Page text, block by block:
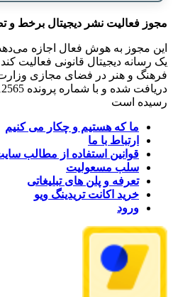
مجوز فعالیت نشر دیجیتال برخط و
این مجوز به هوش فعال اجازه
یک رسانه دیجیتال قانونی فعالیت
فرهنگ و هنر در فضای مجازی
رسیده است
ما که هستیم و چکار می کنیم
ارتباط با ما
قوانین استفاده از مطالب
سلب مسعولیت
تعرفه و پلن های تبلیغاتی
خرید اکانت تریدینگ ویو
ورود